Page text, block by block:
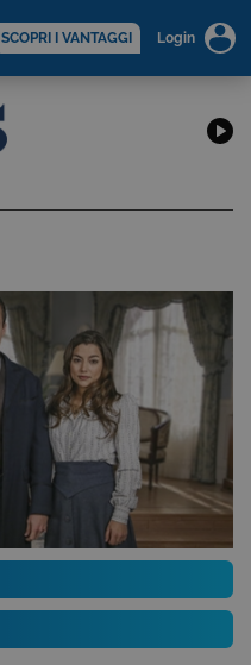
SCOPRI I VANTAGGI Login